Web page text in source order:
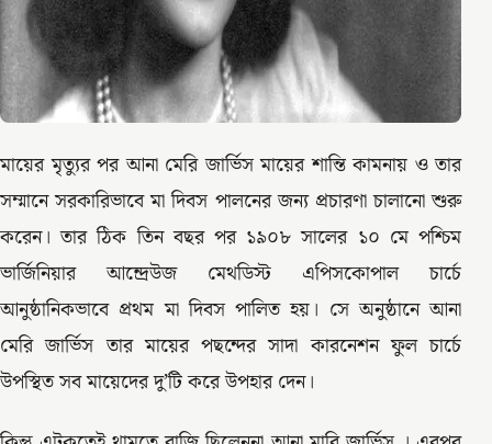
মায়ের মৃত্যুর পর আনা মেরি জার্ভিস মায়ের শান্তি কামনায় ও তার
সম্মানে সরকারিভাবে মা দিবস পালনের জন্য প্রচারণা চালানো শুরু
করেন। তার ঠিক তিন বছর পর ১৯০৮ সালের ১০ মে পশ্চিম
ভার্জিনিয়ার আন্দ্রেউজ মেথডিস্ট এপিসকোপাল চার্চে
আনুষ্ঠানিকভাবে প্রথম মা দিবস পালিত হয়। সে অনুষ্ঠানে আনা
মেরি জার্ভিস তার মায়ের পছন্দের সাদা কারনেশন ফুল চার্চে
উপস্থিত সব মায়েদের দু’টি করে উপহার দেন।